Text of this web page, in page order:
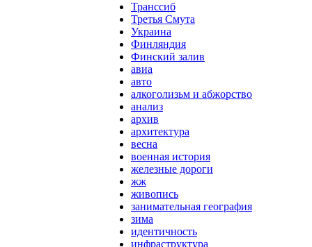
Транссиб
Третья Смута
Украина
Финляндия
Финский залив
авиа
авто
алкоголизьм и абжорство
анализ
архив
архитектура
весна
военная история
железные дороги
жж
живопись
занимательная география
зима
идентичность
инфраструктура